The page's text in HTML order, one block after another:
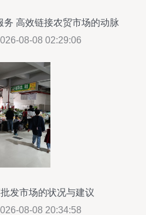
务 高效链接农贸市场的动脉
08-08 02:29:06
发市场的状况与建议
08-08 20:34:58